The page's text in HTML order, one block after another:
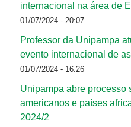
internacional na área de
01/07/2024 - 20:07
Professor da Unipampa
evento internacional de
01/07/2024 - 16:26
Unipampa abre processo
americanos e países
2024/2